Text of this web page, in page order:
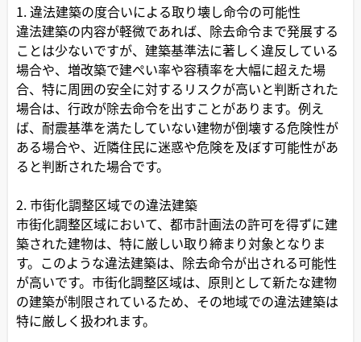
1. 違法建築の度合いによる取り壊し命令の可能性
違法建築の内容が軽微であれば、除去命令まで発展する
ことは少ないですが、建築基準法に著しく違反している
場合や、増改築で建ぺい率や容積率を大幅に超えた場
合、特に周囲の安全に対するリスクが高いと判断された
場合は、行政が除去命令を出すことがあります。例え
ば、耐震基準を満たしていない建物が倒壊する危険性が
ある場合や、近隣住民に迷惑や危険を及ぼす可能性があ
ると判断された場合です。
2. 市街化調整区域での違法建築
市街化調整区域において、都市計画法の許可を得ずに建
築された建物は、特に厳しい取り締まり対象となりま
す。このような違法建築は、除去命令が出される可能性
が高いです。市街化調整区域は、原則として新たな建物
の建築が制限されているため、その地域での違法建築は
特に厳しく扱われます。